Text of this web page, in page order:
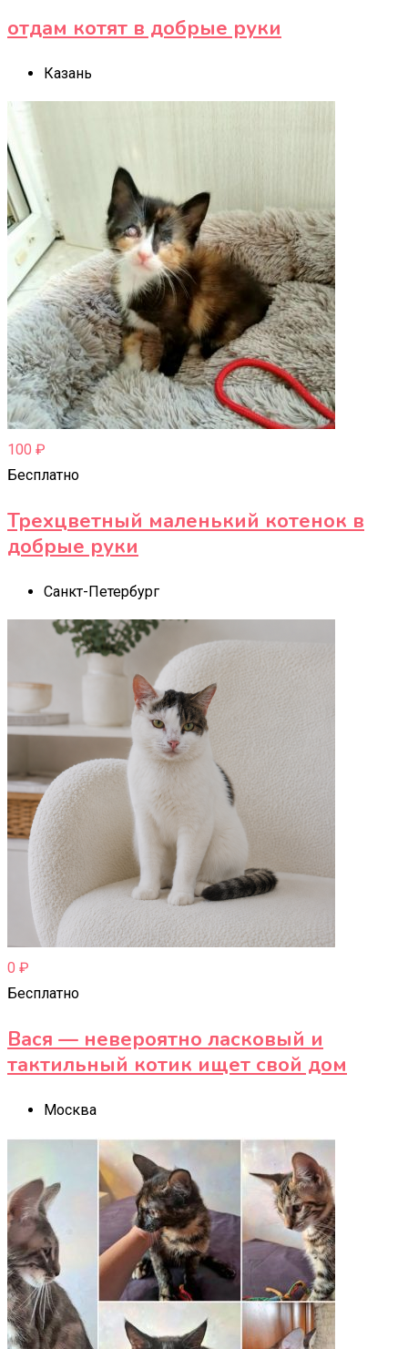
отдам котят в добрые руки
Казань
100 ₽
Бесплатно
Трехцветный маленький котенок в
добрые руки
Санкт-Петербург
0 ₽
Бесплатно
Вася — невероятно ласковый и
тактильный котик ищет свой дом
Москва